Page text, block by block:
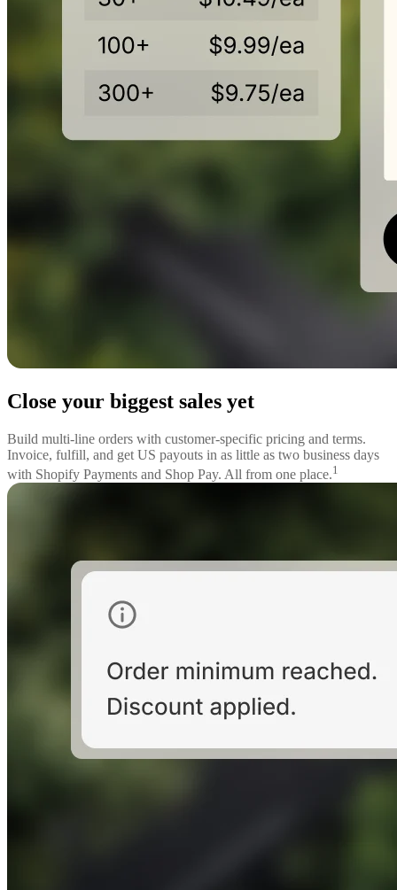
Close your biggest sales yet
Build multi-line orders with customer-specific pricing and terms.
Invoice, fulfill, and get US payouts in as little as two business days
with Shopify Payments and Shop Pay. All from one place.1